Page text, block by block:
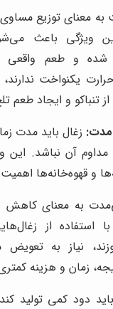
به معنای توزیع
ویژگی باعث
شده و طعم واقعی
یکنواخت
و ایجاد طعم
زغال باید مدت
آن نباشد. این
و قهوه‌خانه‌ها
به معنای کاهش
استفاده از
نیاز به
زمان و هزینه
دود کمی تولید